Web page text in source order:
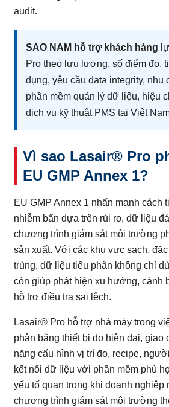
audit.
SAO NAM hỗ trợ khách hàng
Pro theo lưu lượng, số điểm đo,
dụng, yêu cầu data integrity, nhu
phần mềm quản lý dữ liệu, hiệu
dịch vụ kỹ thuật PMS tại Việt
Vì sao Lasair® Pro
EU GMP Annex 1?
EU GMP Annex 1 nhấn mạnh cách
nhiễm bẩn dựa trên rủi ro, dữ liệu
chương trình giám sát môi trường
sản xuất. Với các khu vực sạch,
trùng, dữ liệu tiểu phân không chỉ
còn giúp phát hiện xu hướng, cảnh
hỗ trợ điều tra sai lệch.
Lasair® Pro hỗ trợ nhà máy trong
phân bằng thiết bị đo hiện đại, giao
năng cấu hình vị trí đo, recipe,
kết nối dữ liệu với phần mềm phù
yếu tố quan trọng khi doanh nghiệp
chương trình giám sát môi trường